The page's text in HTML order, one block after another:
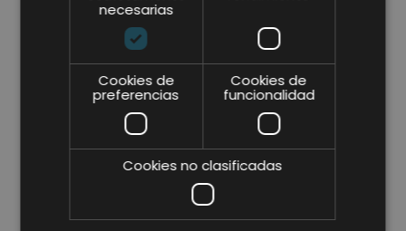
necesarias
Cookies de
preferencias
Cookies de
funcionalidad
Cookies no clasificadas